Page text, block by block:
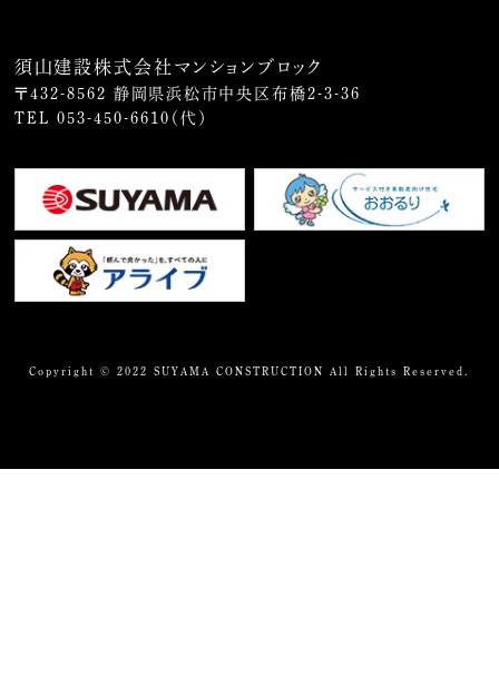
須山建設株式会社マンションブロック
〒432-8562 静岡県浜松市中央区布橋2-3-36
TEL053-450-6610 （代）
Copyright © 2022 SUYAMA CONSTRUCTION All Rights Reserved.